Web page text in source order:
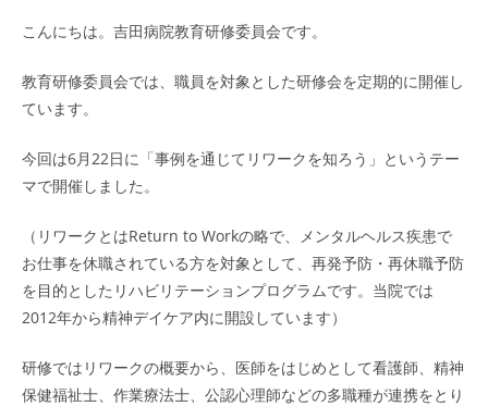
こんにちは。吉田病院教育研修委員会です。
教育研修委員会では、職員を対象とした研修会を定期的に開催し
ています。
今回は6月22日に「事例を通じてリワークを知ろう」というテー
マで開催しました。
（リワークとはReturn to Workの略で、メンタルヘルス疾患で
お仕事を休職されている方を対象として、再発予防・再休職予防
を目的としたリハビリテーションプログラムです。当院では
2012年から精神デイケア内に開設しています）
研修ではリワークの概要から、医師をはじめとして看護師、精神
保健福祉士、作業療法士、公認心理師などの多職種が連携をとり